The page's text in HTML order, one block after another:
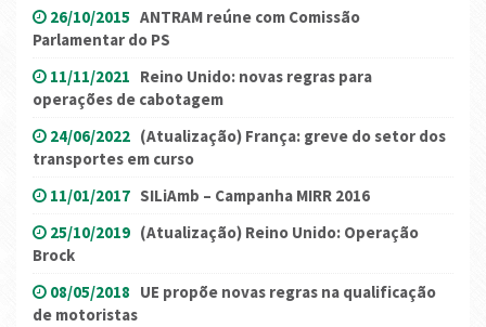
26/10/2015 ANTRAM reúne com Comissão
Parlamentar do PS
11/11/2021 Reino Unido: novas regras para
operações de cabotagem
24/06/2022 (Atualização) França: greve do setor dos
transportes em curso
11/01/2017 SILiAmb – Campanha MIRR 2016
25/10/2019 (Atualização) Reino Unido: Operação
Brock
08/05/2018 UE propõe novas regras na qualificação
de motoristas